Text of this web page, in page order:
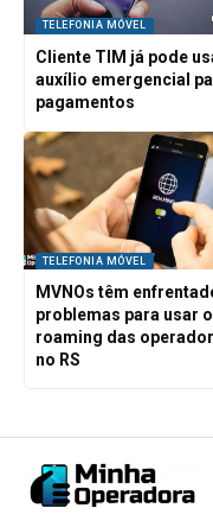
TELEFONIA MÓVEL
Cliente TIM já pode
auxílio emergencial
pagamentos
TELEFONIA MÓVEL
MVNOs têm
problemas para usar o
roaming das
no RS